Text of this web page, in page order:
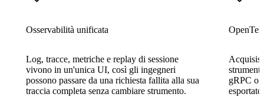
Osservabilità unificata
Log, tracce, metriche e replay di sessione
vivono in un'unica UI, così gli ingegneri
possono passare da una richiesta fallita alla sua
traccia completa senza cambiare strumento.
gRPC o